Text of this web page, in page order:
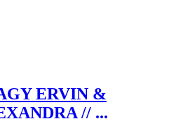
ERVIN &
// ...